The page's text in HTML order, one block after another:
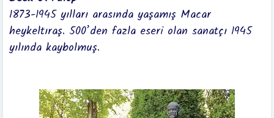
1873-1945 yılları arasında yaşamış Macar
heykeltıraş. 500’den fazla eseri olan sanatçı 1945
yılında kaybolmuş.